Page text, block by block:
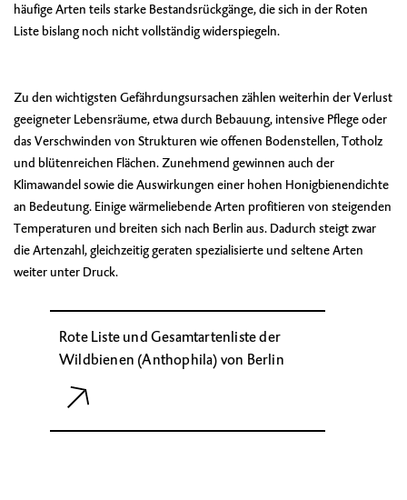
häufige Arten teils starke Bestandsrückgänge, die sich in der Roten
Liste bislang noch nicht vollständig widerspiegeln.
Zu den wichtigsten Gefährdungsursachen zählen weiterhin der Verlust
geeigneter Lebensräume, etwa durch Bebauung, intensive Pflege oder
das Verschwinden von Strukturen wie offenen Bodenstellen, Totholz
und blütenreichen Flächen. Zunehmend gewinnen auch der
Klimawandel sowie die Auswirkungen einer hohen Honigbienendichte
an Bedeutung. Einige wärmeliebende Arten profitieren von steigenden
Temperaturen und breiten sich nach Berlin aus. Dadurch steigt zwar
die Artenzahl, gleichzeitig geraten spezialisierte und seltene Arten
weiter unter Druck.
Rote Liste und Gesamtartenliste der
Wildbienen (Anthophila) von Berlin